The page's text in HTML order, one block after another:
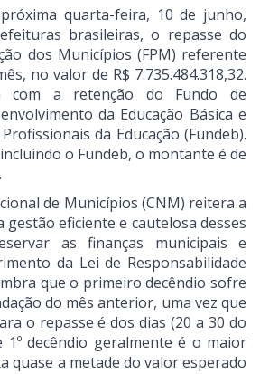
quarta-feira, 10 de junho,
brasileiras, o repasse do
dos Municípios (FPM) referente
no valor de R$ 7.735.484.318,32.
a retenção do Fundo de
da Educação Básica e
da Educação (Fundeb).
o Fundeb, o montante é de
de Municípios (CNM) reitera a
gestão eficiente e cautelosa desses
as finanças municipais e
da Lei de Responsabilidade
que o primeiro decêndio sofre
do mês anterior, uma vez que
o repasse é dos dias (20 a 30 do
1º decêndio geralmente é o maior
quase a metade do valor esperado